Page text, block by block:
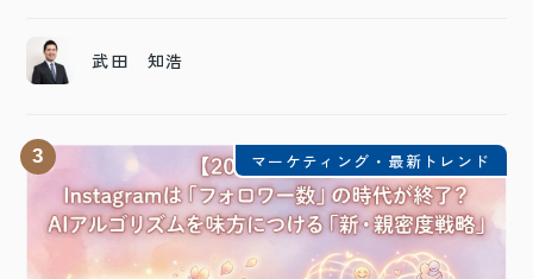
武田 知浩
3 マーケティング・最新トレンド